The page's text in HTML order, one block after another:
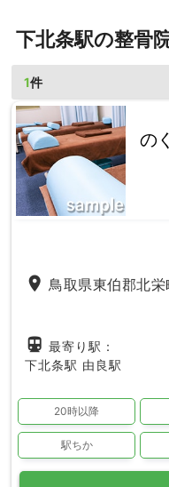
下北条駅の整骨
1件
の
place 鳥取県東伯郡北
directions_subway 最寄り駅：
下北条駅 由良駅
20時以降
駅ちか